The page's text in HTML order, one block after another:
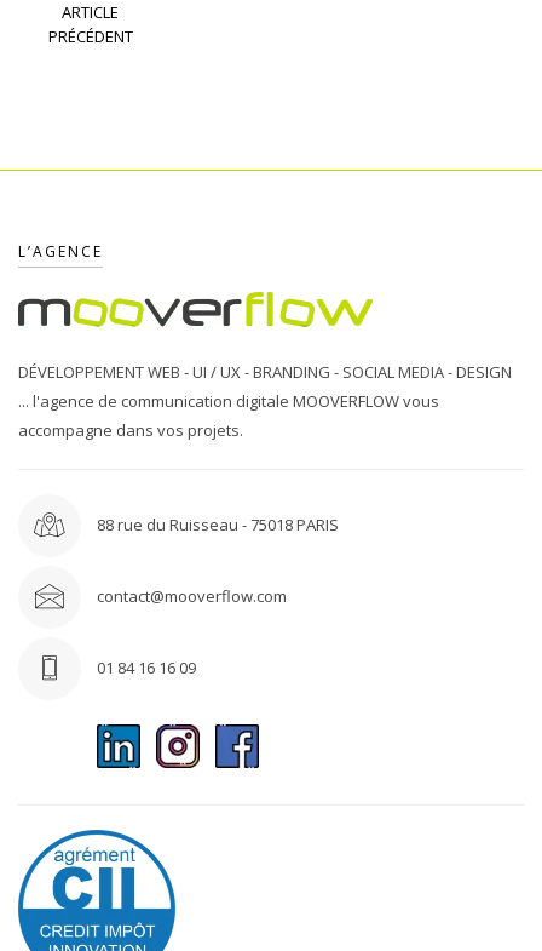
ARTICLE
PRÉCÉDENT
L’AGENCE
DÉVELOPPEMENT WEB - UI / UX - BRANDING - SOCIAL MEDIA - DESIGN
... l'agence de communication digitale MOOVERFLOW vous
accompagne dans vos projets.
88 rue du Ruisseau - 75018 PARIS
contact@mooverflow.com
01 84 16 16 09